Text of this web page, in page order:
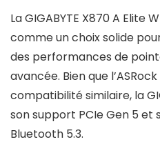
La GIGABYTE X870 A Elite
comme un choix solide
des performances de
avancée. Bien que
compatibilité similaire, la
son support PCIe Gen 5 et
Bluetooth 5.3.